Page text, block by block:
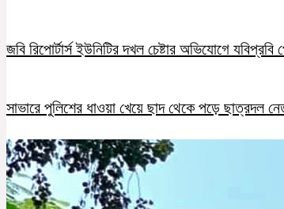
জবি রিপোর্টার্স ইউনিটির দখল চেষ্টার অভিযোগে যবিপ্রবি
সাভারে পুলিশের ধাওয়া খেয়ে ছাদ থেকে পড়ে ছাত্রদল